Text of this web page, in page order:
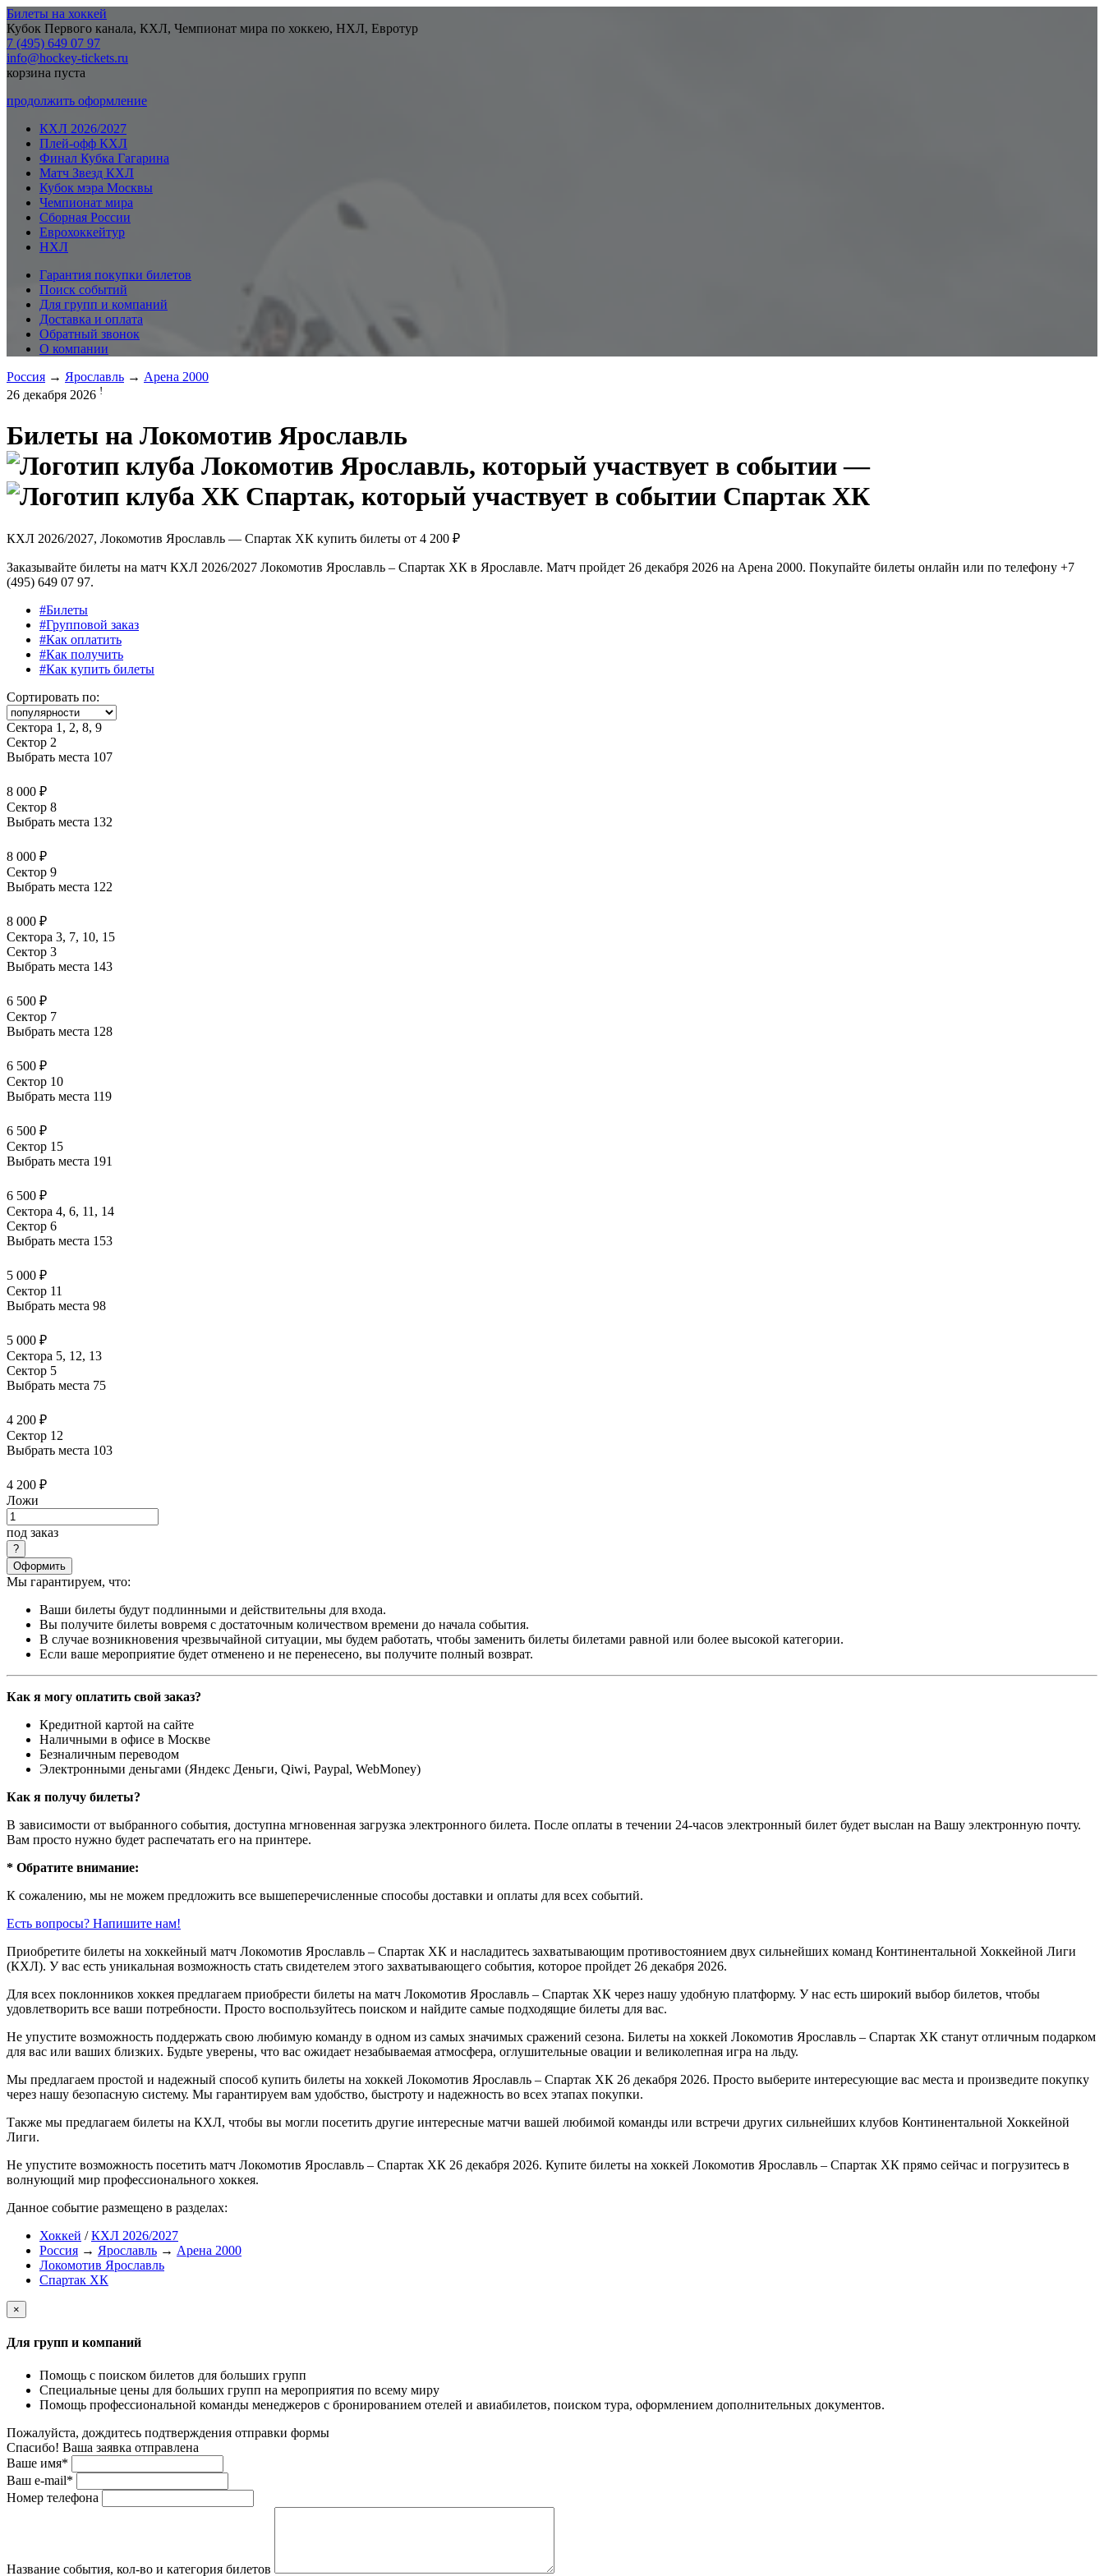
Билеты на хоккей
Кубок Первого канала, КХЛ, Чемпионат мира по хоккею, НХЛ, Евротур
7 (495) 649 07 97
info@hockey-tickets.ru
корзина пуста
продолжить оформление
КХЛ 2026/2027
Плей-офф КХЛ
Финал Кубка Гагарина
Матч Звезд КХЛ
Кубок мэра Москвы
Чемпионат мира
Сборная России
Еврохоккейтур
НХЛ
Гарантия покупки билетов
Поиск событий
Для групп и компаний
Доставка и оплата
Обратный звонок
О компании
Россия → Ярославль → Арена 2000
26 декабря 2026 !
Билеты на Локомотив Ярославль
—
Спартак ХК
КХЛ 2026/2027, Локомотив Ярославль — Спартак ХК купить билеты от 4 200 ₽
Заказывайте билеты на матч КХЛ 2026/2027 Локомотив Ярославль – Спартак ХК в Ярославле. Матч пройдет 26 декабря 2026 на Арена 2000. Покупайте билеты онлайн или по телефону +7
(495) 649 07 97.
#Билеты
#Групповой заказ
#Как оплатить
#Как получить
#Как купить билеты
Сортировать по:
Сектора 1, 2, 8, 9
Сектор 2
Выбрать места 107
8 000 ₽
Сектор 8
Выбрать места 132
8 000 ₽
Сектор 9
Выбрать места 122
8 000 ₽
Сектора 3, 7, 10, 15
Сектор 3
Выбрать места 143
6 500 ₽
Сектор 7
Выбрать места 128
6 500 ₽
Сектор 10
Выбрать места 119
6 500 ₽
Сектор 15
Выбрать места 191
6 500 ₽
Сектора 4, 6, 11, 14
Сектор 6
Выбрать места 153
5 000 ₽
Сектор 11
Выбрать места 98
5 000 ₽
Сектора 5, 12, 13
Сектор 5
Выбрать места 75
4 200 ₽
Сектор 12
Выбрать места 103
4 200 ₽
Ложи
под заказ
Оформить
Мы гарантируем, что:
Ваши билеты будут подлинными и действительны для входа.
Вы получите билеты вовремя с достаточным количеством времени до начала события.
В случае возникновения чрезвычайной ситуации, мы будем работать, чтобы заменить билеты билетами равной или более высокой категории.
Если ваше мероприятие будет отменено и не перенесено, вы получите полный возврат.
Как я могу оплатить свой заказ?
Кредитной картой на сайте
Наличными в офисе в Москве
Безналичным переводом
Электронными деньгами (Яндекс Деньги, Qiwi, Paypal, WebMoney)
Как я получу билеты?
В зависимости от выбранного события, доступна мгновенная загрузка электронного билета. После оплаты в течении 24-часов электронный билет будет выслан на Вашу электронную почту.
Вам просто нужно будет распечатать его на принтере.
* Обратите внимание:
К сожалению, мы не можем предложить все вышеперечисленные способы доставки и оплаты для всех событий.
Есть вопросы? Напишите нам!
Приобретите билеты на хоккейный матч Локомотив Ярославль – Спартак ХК и насладитесь захватывающим противостоянием двух сильнейших команд Континентальной Хоккейной Лиги
(КХЛ). У вас есть уникальная возможность стать свидетелем этого захватывающего события, которое пройдет 26 декабря 2026.
Для всех поклонников хоккея предлагаем приобрести билеты на матч Локомотив Ярославль – Спартак ХК через нашу удобную платформу. У нас есть широкий выбор билетов, чтобы
удовлетворить все ваши потребности. Просто воспользуйтесь поиском и найдите самые подходящие билеты для вас.
Не упустите возможность поддержать свою любимую команду в одном из самых значимых сражений сезона. Билеты на хоккей Локомотив Ярославль – Спартак ХК станут отличным подарком
для вас или ваших близких. Будьте уверены, что вас ожидает незабываемая атмосфера, оглушительные овации и великолепная игра на льду.
Мы предлагаем простой и надежный способ купить билеты на хоккей Локомотив Ярославль – Спартак ХК 26 декабря 2026. Просто выберите интересующие вас места и произведите покупку
через нашу безопасную систему. Мы гарантируем вам удобство, быстроту и надежность во всех этапах покупки.
Также мы предлагаем билеты на КХЛ, чтобы вы могли посетить другие интересные матчи вашей любимой команды или встречи других сильнейших клубов Континентальной Хоккейной
Лиги.
Не упустите возможность посетить матч Локомотив Ярославль – Спартак ХК 26 декабря 2026. Купите билеты на хоккей Локомотив Ярославль – Спартак ХК прямо сейчас и погрузитесь в
волнующий мир профессионального хоккея.
Данное событие размещено в разделах:
Хоккей /КХЛ 2026/2027
Россия → Ярославль → Арена 2000
Локомотив Ярославль
Спартак ХК
×
Для групп и компаний
Помощь с поиском билетов для больших групп
Специальные цены для больших групп на мероприятия по всему миру
Помощь профессиональной команды менеджеров с бронированием отелей и авиабилетов, поиском тура, оформлением дополнительных документов.
Пожалуйста, дождитесь подтверждения отправки формы
Спасибо! Ваша заявка отправлена
Ваше имя*
Ваш e-mail*
Номер телефона
Название события, кол-во и категория билетов